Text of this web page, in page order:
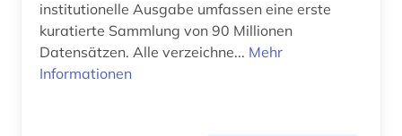
außerschulische bildung (1)
av-medien (1)
institutionelle Ausgabe umfassen eine erste
kuratierte Sammlung von 90 Millionen
Datensätzen. Alle verzeichne... Mehr
Informationen